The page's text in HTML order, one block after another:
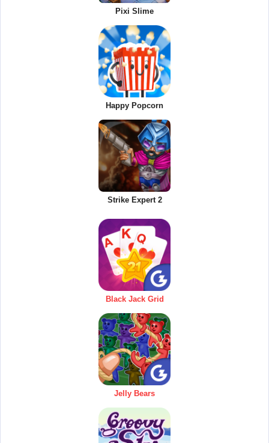
Pixi Slime
Happy Popcorn
Strike Expert 2
Black Jack Grid
Jelly Bears